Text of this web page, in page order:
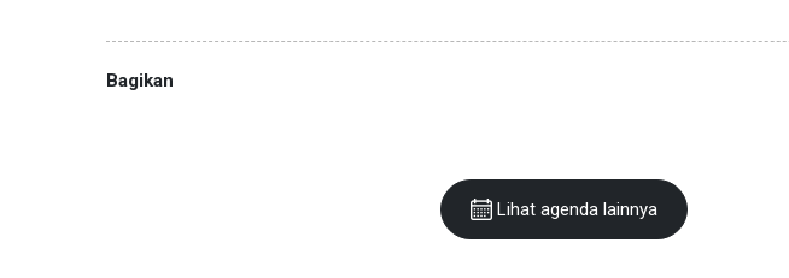
Bagikan
Lihat agenda lainnya